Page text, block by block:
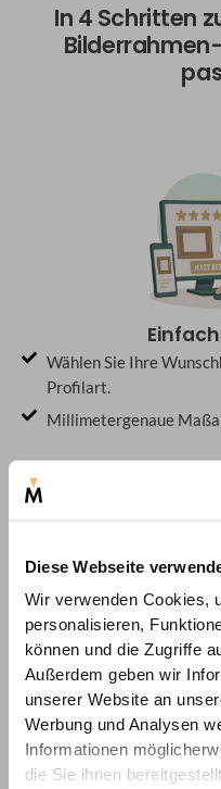
Diese Webseite
Wir verwenden Cookies,
personalisieren,
können und die Zugriffe
Außerdem geben wir
unserer Website an
Werbung und Analysen
Informationen
die Sie ihnen
In 4 Schritten
Wählen Sie Ihre
Profilart.
Millimetergenaue
Jeder Rahmen wird
Deutschland gefertigt.
Höchste Qualität in
langlebige Ergebnisse.